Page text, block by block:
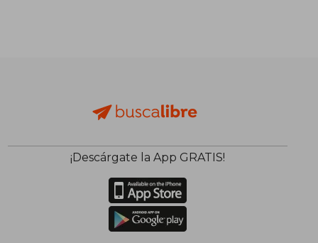
¡Descárgate la App GRATIS!